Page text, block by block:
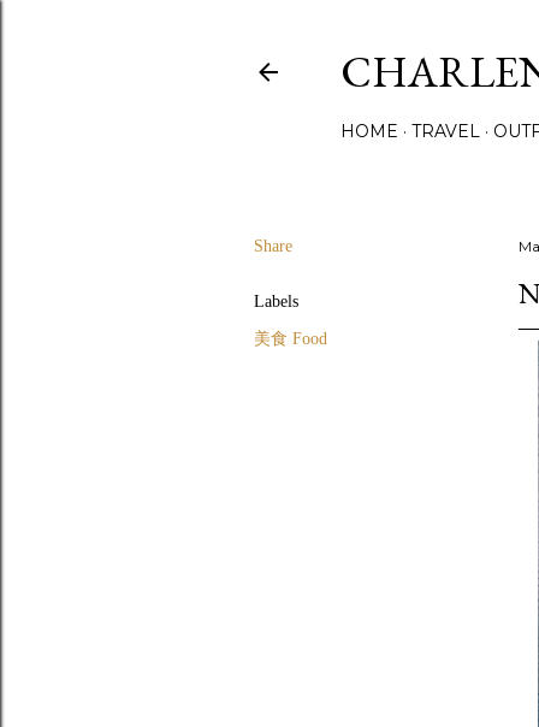
HOME TRAVEL
Share
Labels
美食 Food